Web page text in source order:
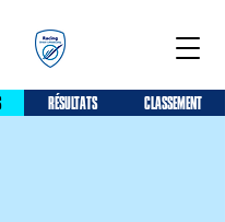
RÉSULTATS CLASSEMENT